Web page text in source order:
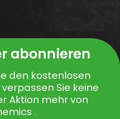
abonnieren
den kostenlosen
Sie keine
Aktion mehr von
.